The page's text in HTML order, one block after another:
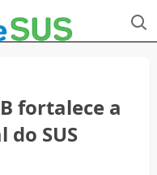
fortalece a
do SUS